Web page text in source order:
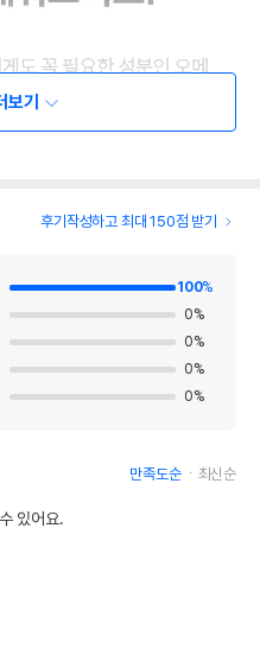
보기
후기작성하고 최대 150점 받기
100%
0%
0%
0%
0%
만족도순 최신순
있어요.